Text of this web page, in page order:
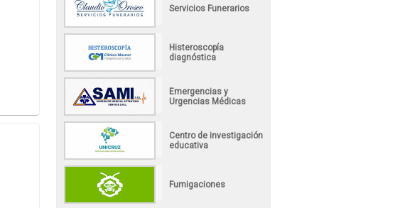
Servicios Funerarios
Histeroscopía
diagnóstica
Emergencias y
Urgencias Médicas
Centro de investigación
educativa
Fumigaciones